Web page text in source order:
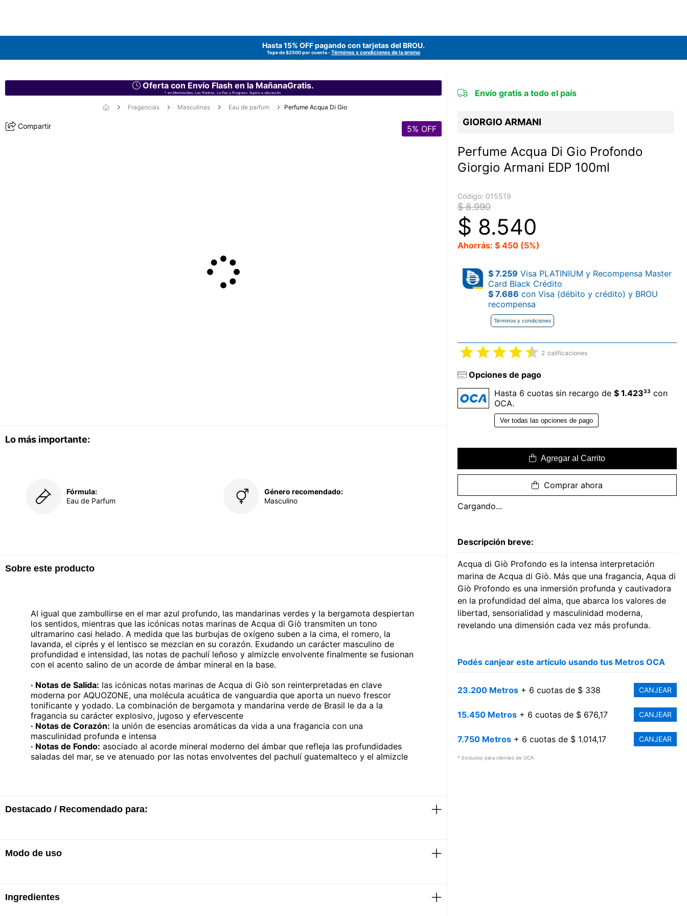
Hasta 15% OFF pagando con tarjetas del BROU.
Tope de $2500 por cuenta -Términos y condiciones de la promo
Oferta con Envío Flash en la MañanaGratis.
* en Montevideo, Las Piedras, La Paz y Progreso. Sujeto a ubicación.
Fragancias Masculinas Eau de parfum Perfume Acqua Di Gio
Compartir 5% OFF
Lo más importante:
Fórmula:
Eau de Parfum
Género recomendado:
Masculino
Sobre este producto
Al igual que zambullirse en el mar azul profundo, las mandarinas verdes y la bergamota despiertan
los sentidos, mientras que las icónicas notas marinas de Acqua di Giò transmiten un tono
ultramarino casi helado. A medida que las burbujas de oxígeno suben a la cima, el romero, la
lavanda, el ciprés y el lentisco se mezclan en su corazón. Exudando un carácter masculino de
profundidad e intensidad, las notas de pachulí leñoso y almizcle envolvente finalmente se fusionan
con el acento salino de un acorde de ámbar mineral en la base.
· Notas de Salida: las icónicas notas marinas de Acqua di Giò son reinterpretadas en clave
moderna por AQUOZONE, una molécula acuática de vanguardia que aporta un nuevo frescor
tonificante y yodado. La combinación de bergamota y mandarina verde de Brasil le da a la
fragancia su carácter explosivo, jugoso y efervescente
· Notas de Corazón: la unión de esencias aromáticas da vida a una fragancia con una
masculinidad profunda e intensa
· Notas de Fondo: asociado al acorde mineral moderno del ámbar que refleja las profundidades
saladas del mar, se ve atenuado por las notas envolventes del pachulí guatemalteco y el almizcle
Destacado / Recomendado para:
· Eau de parfum masculino
Modo de uso
Ingredientes
Envío gratis a todo el país
GIORGIO ARMANI
Perfume Acqua Di Gio Profondo
Giorgio Armani EDP 100ml
Código: 015519
$ 8.990
$ 8.540
Ahorrás: $ 450 (5%)
$ 7.259 Visa PLATINIUM y Recompensa Master
Card Black Crédito
$ 7.686 con Visa (débito y crédito) y BROU
recompensa
Términos y condiciones
2 calificaciones
Opciones de pago
Hasta 6 cuotas sin recargo de $ 1.42333 con
OCA.
Ver todas las opciones de pago
Agregar al Carrito
Comprar ahora
Cargando...
Descripción breve:
Acqua di Giò Profondo es la intensa interpretación
marina de Acqua di Giò. Más que una fragancia, Aqua di
Giò Profondo es una inmersión profunda y cautivadora
en la profundidad del alma, que abarca los valores de
libertad, sensorialidad y masculinidad moderna,
revelando una dimensión cada vez más profunda.
Podés canjear este artículo usando tus Metros OCA
23.200 Metros+ 6 cuotas de $ 338 CANJEAR
15.450 Metros+ 6 cuotas de $ 676,17 CANJEAR
7.750 Metros+ 6 cuotas de $ 1.014,17 CANJEAR
* Exclusivo para clientes de OCA